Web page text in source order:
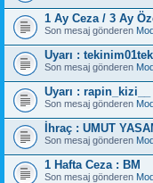
1 Ay Ceza / 3 Ay
Son mesaj gönderen
Uyarı :
Son mesaj gönderen
Uyarı : rapin_kizi__
Son mesaj gönderen
İhraç : UMUT
Son mesaj gönderen
1 Hafta Ceza : BM
Son mesaj gönderen